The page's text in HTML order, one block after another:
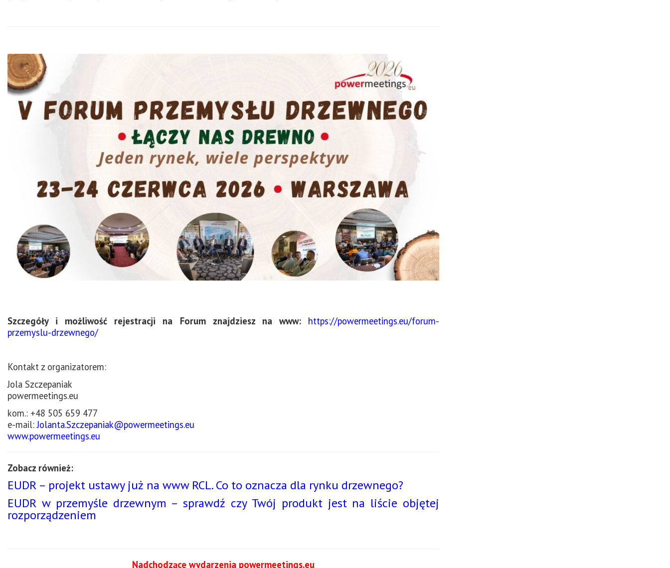
Szczegóły i możliwość rejestracji na Forum znajdziesz na www:
https://powermeetings.eu/forum-
przemyslu-drzewnego/
Kontakt z organizatorem:
Jola Szczepaniak
powermeetings.eu
kom.: +48 505 659 477
e-mail:Jolanta.Szczepaniak@powermeetings.eu
www.powermeetings.eu
Zobacz również:
EUDR – projekt ustawy już na www RCL. Co to oznacza dla rynku drzewnego?
EUDR w przemyśle drzewnym – sprawdź czy Twój produkt jest na liście objętej
rozporządzeniem
Nadchodzące wydarzenia powermeetings.eu